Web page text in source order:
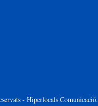
- Hiperlocals Comunicació.